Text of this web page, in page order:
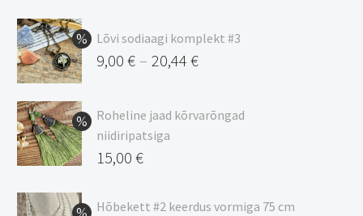
Lõvi sodiaagi komplekt #3
9,00 € – 20,44 €
9,00 €
kuni
20,44 €
Roheline jaad kõrvarõngad
niidiripatsiga
Algne
oli:
15,00 €
hind
Hõbekett #2 keerdus vormiga 75 cm